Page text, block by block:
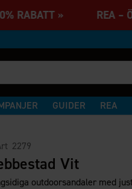
RABATT » REA
GUIDER REA
2279
Vit
outdoorsandaler med